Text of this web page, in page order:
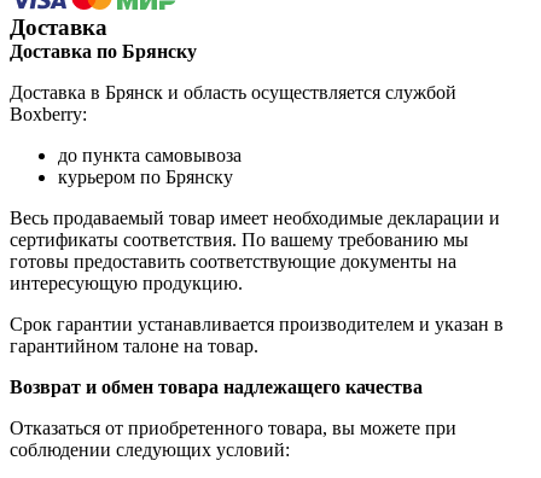
Доставка
Доставка по Брянску
Доставка в Брянск и область осуществляется службой
Boxberry:
до пункта самовывоза
курьером по Брянску
Весь продаваемый товар имеет необходимые декларации и
сертификаты соответствия. По вашему требованию мы
готовы предоставить соответствующие документы на
интересующую продукцию.
Срок гарантии устанавливается производителем и указан в
гарантийном талоне на товар.
Возврат и обмен товара надлежащего качества
Отказаться от приобретенного товара, вы можете при
соблюдении следующих условий: